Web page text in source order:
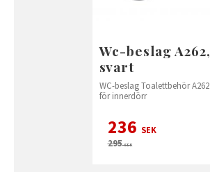
Wc-beslag A262,
svart
WC-beslag Toalettbehör A262
för innerdörr
236 SEK
295SEK